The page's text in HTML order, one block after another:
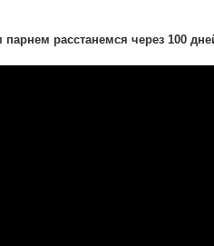
расстанемся через 100